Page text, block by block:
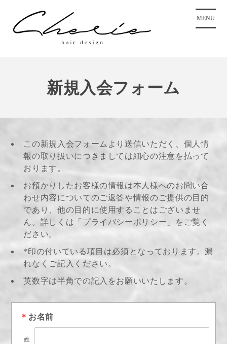
MENU
新規入会フォーム
この新規入会フォームより送信いただく、個人情
報の取り扱いにつきましては細心の注意を払って
おります。
お預かりしたお客様の情報は本人様へのお問い合
わせ内容についてのご返答や情報のご提供の目的
であり、他の目的に使用することはございませ
ん。詳しくは「プライバシーポリシー」をご覧く
ださい。
*印の付いている項目は必須となっております。漏
れなくご記入ください。
英数字は半角での記入をお願いいたします。
＊ お名前
姓